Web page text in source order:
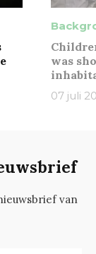
was
07 juli
van